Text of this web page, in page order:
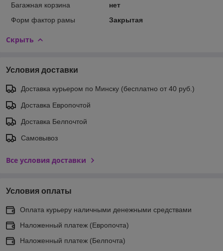
Багажная корзина
нет
Форм фактор рамы
Закрытая
Скрыть
Условия доставки
Доставка курьером по Минску (бесплатно от 40 руб.)
Доставка Европочтой
Доставка Белпочтой
Самовывоз
Все условия доставки
Условия оплаты
Оплата курьеру наличными денежными средствами
Наложенный платеж (Европочта)
Наложенный платеж (Белпочта)